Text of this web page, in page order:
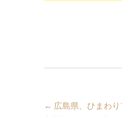
← 広島県、ひまわ